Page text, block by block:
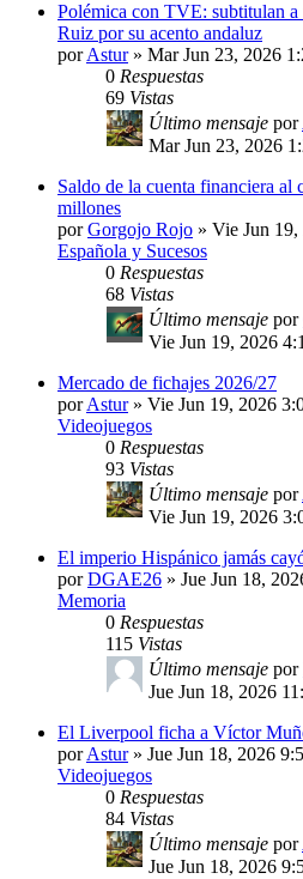
Polémica con TVE: subtitulan
Ruiz por su acento andaluz
porAstur» Mar Jun 23, 2026
0 Respuestas
69 Vistas
Último mensaje por
Mar Jun 23, 2026
Saldo de la cuenta financiera al
millones
porGorgojo Rojo » Vie Jun
Española y Sucesos
0 Respuestas
68 Vistas
Último mensaje por
Vie Jun 19, 2026
Mercado de fichajes 2026/27
porAstur» Vie Jun 19, 2026
Videojuegos
0 Respuestas
93 Vistas
Último mensaje por
Vie Jun 19, 2026
El imperio Hispánico jamás
porDGAE26 » Jue Jun 18,
Memoria
0 Respuestas
115 Vistas
Último mensaje por
Jue Jun 18, 2026
El Liverpool ficha a Víctor
porAstur» Jue Jun 18, 2026
Videojuegos
0 Respuestas
84 Vistas
Último mensaje por
Jue Jun 18, 2026